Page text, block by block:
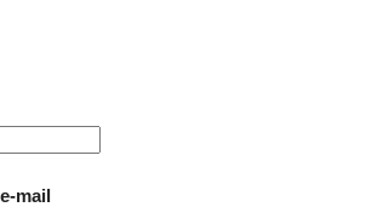
mail